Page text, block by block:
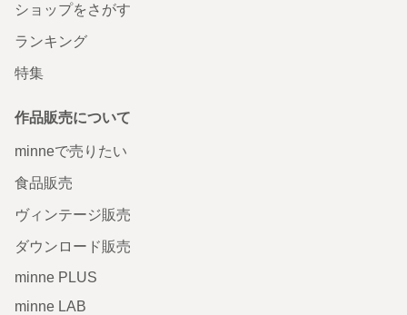
ショップをさがす
ランキング
特集
作品販売について
minneで売りたい
食品販売
ヴィンテージ販売
ダウンロード販売
minne PLUS
minne LAB